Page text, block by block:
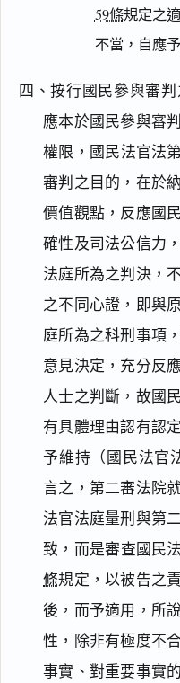
59條規定之
不當，自應
四、按行國民參與審
應本於國民參與審
權限，國民法官法
審判之目的，在於
價值觀點，反應國
確性及司法公信力
法庭所為之判決，
之不同心證，即與
庭所為之科刑事項
意見決定，充分反
人士之判斷，故國
有具體理由認有認
予維持（國民法官
言之，第二審法院
法官法庭量刑與第
致，而是審查國民
條規定，以被告之
後，而予適用，所
性，除非有極度不
事實、對重要事實